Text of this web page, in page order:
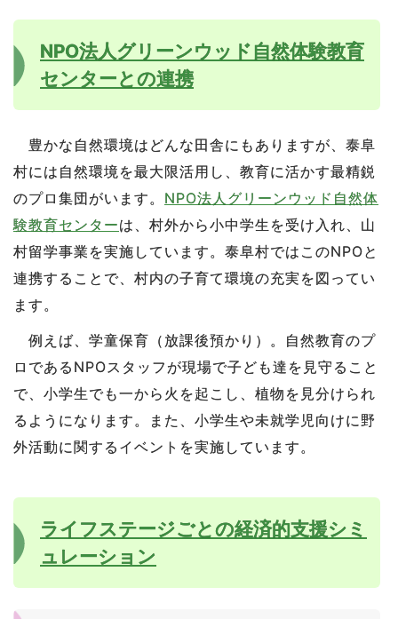
NPO法人グリーンウッド自然体験教育
センターとの連携
豊かな自然環境はどんな田舎にもありますが、泰阜
村には自然環境を最大限活用し、教育に活かす最精鋭
のプロ集団がいます。 NPO法人グリーンウッド自然体
験教育センターは、村外から小中学生を受け入れ、山
村留学事業を実施しています。泰阜村ではこのNPOと
連携することで、村内の子育て環境の充実を図ってい
ます。
例えば、学童保育（放課後預かり）。自然教育のプ
ロであるNPOスタッフが現場で子ども達を見守ること
で、小学生でも一から火を起こし、植物を見分けられ
るようになります。また、小学生や未就学児向けに野
外活動に関するイベントを実施しています。
ライフステージごとの経済的支援シミ
ュレーション